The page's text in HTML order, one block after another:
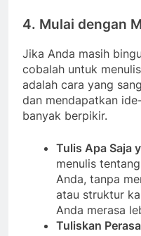
4. Mulai dengan
Jika Anda masih
cobalah untuk
adalah cara yang
dan mendapatkan
banyak berpikir.
Tulis Apa Saja
menulis
Anda, tanpa
atau struktur
Anda merasa
Tuliskan